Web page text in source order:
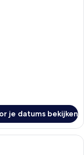
je datums bekijken
geluiddichte muren,